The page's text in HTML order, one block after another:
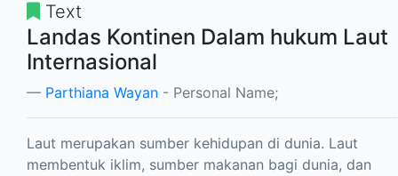
Text
Landas Kontinen Dalam hukum Laut
Internasional
Parthiana Wayan - Personal Name;
Laut merupakan sumber kehidupan di dunia. Laut
membentuk iklim, sumber makanan bagi dunia, dan